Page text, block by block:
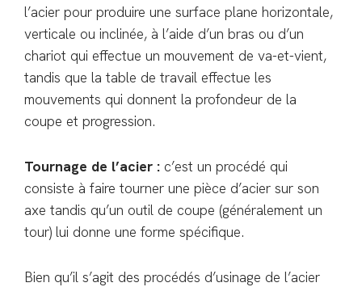
l’acier pour produire une surface plane horizontale,
verticale ou inclinée, à l’aide d’un bras ou d’un
chariot qui effectue un mouvement de va-et-vient,
tandis que la table de travail effectue les
mouvements qui donnent la profondeur de la
coupe et progression.
Tournage de l’acier : c’est un procédé qui
consiste à faire tourner une pièce d’acier sur son
axe tandis qu’un outil de coupe (généralement un
tour) lui donne une forme spécifique.
Bien qu’il s’agit des procédés d’usinage de l’acier